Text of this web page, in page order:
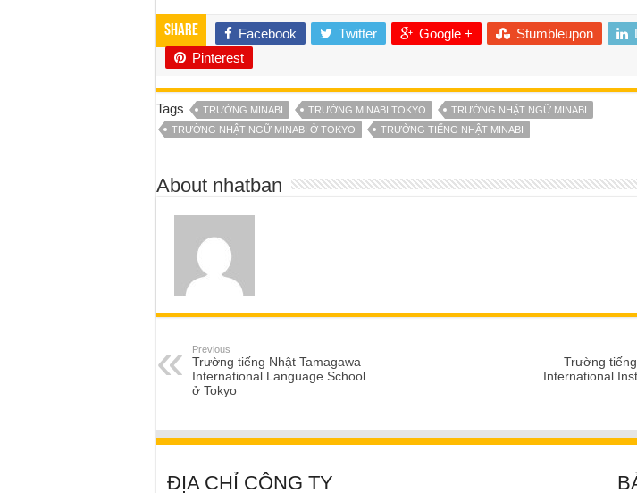
Share Facebook Twitter Google + Stumbleupon
Pinterest
Tags TRƯỜNG MINABI TRƯỜNG MINABI TOKYO
TRƯỜNG NHẬT NGỮ MINABI
TRƯỜNG NHẬT NGỮ MINABI Ở TOKYO
TRƯỜNG TIẾNG NHẬT MINABI
About nhatban
Previous
Trường tiếng Nhật Tamagawa
International Language School
ở Tokyo
Trường
International
ĐỊA CHỈ CÔNG TY